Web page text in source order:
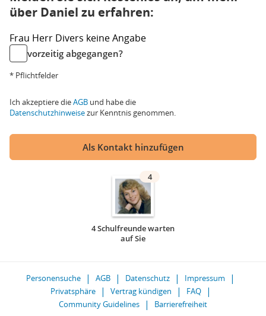
über Daniel zu erfahren:
Frau Herr Divers keine Angabe
vorzeitig abgegangen?
* Pflichtfelder
Ich akzeptiere dieAGB und habe die
Datenschutzhinweisezur Kenntnis genommen.
Als Kontakt hinzufügen
4
4 Schulfreunde warten
auf Sie
Personensuche AGB Datenschutz
Impressum
Privatsphäre
Vertrag kündigen
FAQ
Community Guidelines
Barrierefreiheit